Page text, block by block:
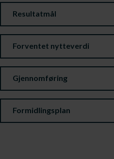
Resultatmål
Forventet nytteverdi
Gjennomføring
Formidlingsplan